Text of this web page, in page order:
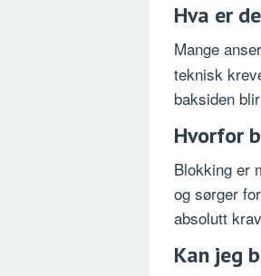
Hva er
Mange anser
teknisk
baksiden
Hvorfor
Blokking er
og sørger
absolutt
Kan jeg